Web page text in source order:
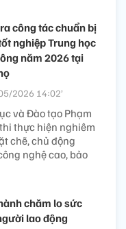
công tác chuẩn bị
nghiệp Trung học
năm 2026 tại
2026 14:02’
và Đào tạo Phạm
thực hiện nghiêm
chẽ, chủ động
nghệ cao, bảo
chăm lo sức
lao động